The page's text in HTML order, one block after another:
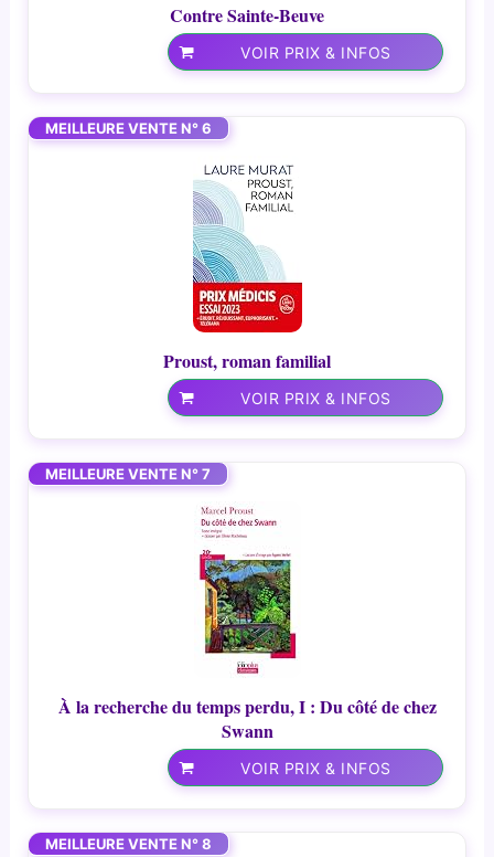
Contre Sainte-Beuve
VOIR PRIX & INFOS
MEILLEURE VENTE N° 6
Proust, roman familial
VOIR PRIX & INFOS
MEILLEURE VENTE N° 7
À la recherche du temps perdu, I : Du côté de chez
Swann
VOIR PRIX & INFOS
MEILLEURE VENTE N° 8